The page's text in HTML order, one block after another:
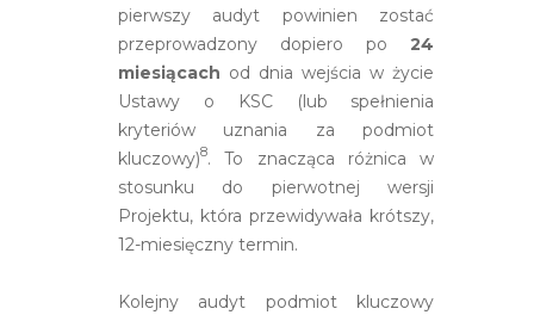
pierwszy audyt powinien zostać
przeprowadzony dopiero po 24
miesiącach od dnia wejścia w życie
Ustawy o KSC (lub spełnienia
kryteriów uznania za podmiot
kluczowy)8. To znacząca różnica w
stosunku do pierwotnej wersji
Projektu, która przewidywała krótszy,
12-miesięczny termin.
Kolejny audyt podmiot kluczowy